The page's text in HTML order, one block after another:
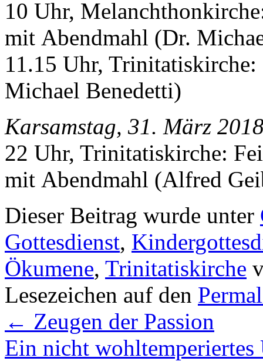
10 Uhr,
mit Abendmahl (Dr.
11.15 Uhr,
Michael Benedetti)
Karsamstag, 31. März
22 Uhr, Trinitatiskirche:
mit Abendmahl (Alfred
Dieser Beitrag wurde unter
Gottesdienst,
Ökumene, Trinitatiskirche
Lesezeichen auf den
← Zeugen der Passion
Ein nicht